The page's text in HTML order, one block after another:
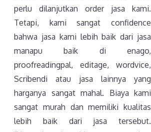
perlu dilanjutkan order jasa kami.
Tetapi, kami sangat confidence
bahwa jasa kami lebih baik dari jasa
manapu baik di enago,
proofreadingpal, editage, wordvice,
Scribendi atau jasa lainnya yang
harganya sangat mahal. Biaya kami
sangat murah dan memiliki kualitas
lebih baik dari jasa tersebut.